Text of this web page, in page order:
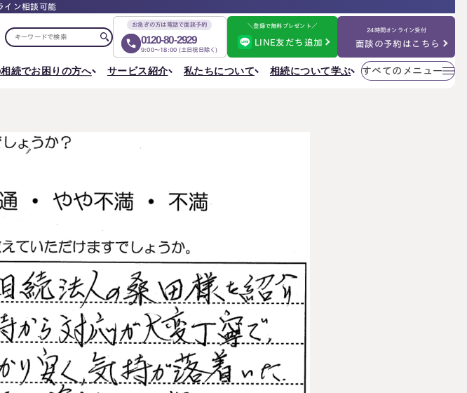
イン相談可能
お急ぎの方は電話で面談予約
0120-80-2929
9:00～18:00 (土日祝日除く)
＼登録で無料プレゼント／
LINE友だち追加
24時間オンライン受付
面談の予約はこちら
続でお困りの方へ
よくある質問
サービス紹介
相談の流れ
続税試算について 料金表
私たちについて
6号
Access
大宮ソラミチKOZ4階
Access
相続について学ぶ すべてのメニュー
メニューを
閉じる
りの方へ 相続について学ぶ
相続コラム
セミナー
円満相続ちゃんねる
円満相続塾（受講生募集中）
採用サイト
お知らせ